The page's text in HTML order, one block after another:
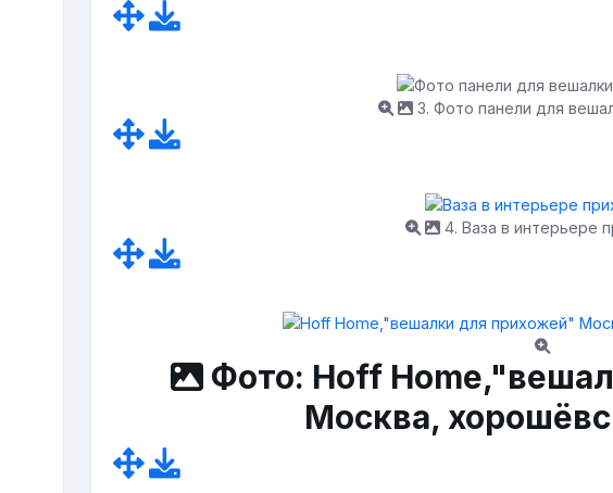
3. Фото панели для
4. Ваза в интерьере
Фото: Hoff
Москва,